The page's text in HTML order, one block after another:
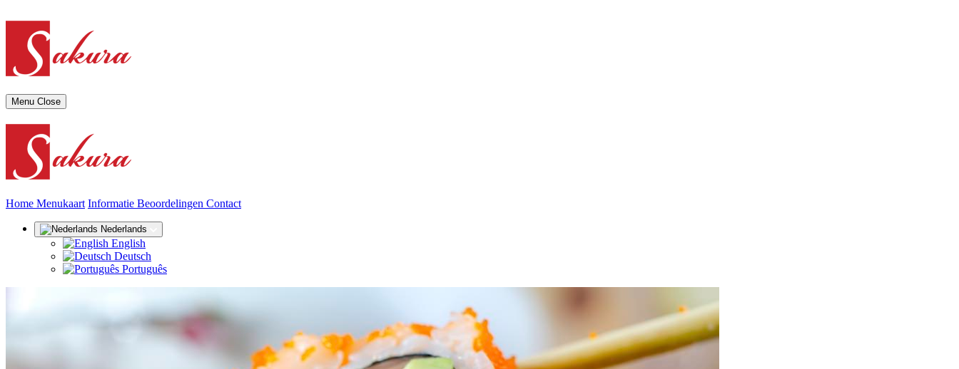
Menu Close
Home (huidige)
Menukaart Informatie Beoordelingen Contact
Nederlands
English
Deutsch
Português